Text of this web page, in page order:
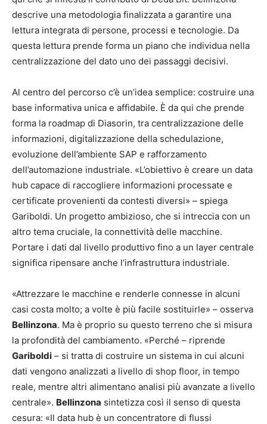
descrive una metodologia finalizzata a garantire una
lettura integrata di persone, processi e tecnologie. Da
questa lettura prende forma un piano che individua nella
centralizzazione del dato uno dei passaggi decisivi.
Al centro del percorso c’è un’idea semplice: costruire una
base informativa unica e affidabile. È da qui che prende
forma la roadmap di Diasorin, tra centralizzazione delle
informazioni, digitalizzazione della schedulazione,
evoluzione dell’ambiente SAP e rafforzamento
dell’automazione industriale. «L’obiettivo è creare un data
hub capace di raccogliere informazioni processate e
certificate provenienti da contesti diversi» – spiega
Gariboldi. Un progetto ambizioso, che si intreccia con un
altro tema cruciale, la connettività delle macchine.
Portare i dati dal livello produttivo fino a un layer centrale
significa ripensare anche l’infrastruttura industriale.
«Attrezzare le macchine e renderle connesse in alcuni
casi costa molto; a volte è più facile sostituirle» – osserva
Bellinzona. Ma è proprio su questo terreno che si misura
la profondità del cambiamento. «Perché – riprende
Gariboldi – si tratta di costruire un sistema in cui alcuni
dati vengono analizzati a livello di shop floor, in tempo
reale, mentre altri alimentano analisi più avanzate a livello
centrale». Bellinzona sintetizza così il senso di questa
cesura: «Il data hub è un concentratore di flussi